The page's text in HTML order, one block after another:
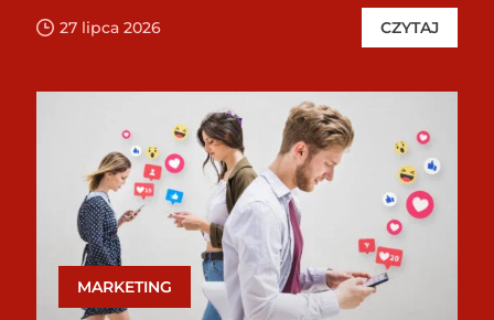
27 lipca 2026 CZYTAJ
MARKETING